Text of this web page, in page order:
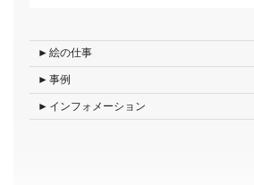
絵の仕事
事例
インフォメーション